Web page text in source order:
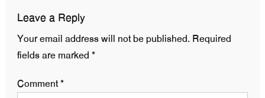
Leave a Reply
Your email address will not be published. Required
fields are marked *
Comment*